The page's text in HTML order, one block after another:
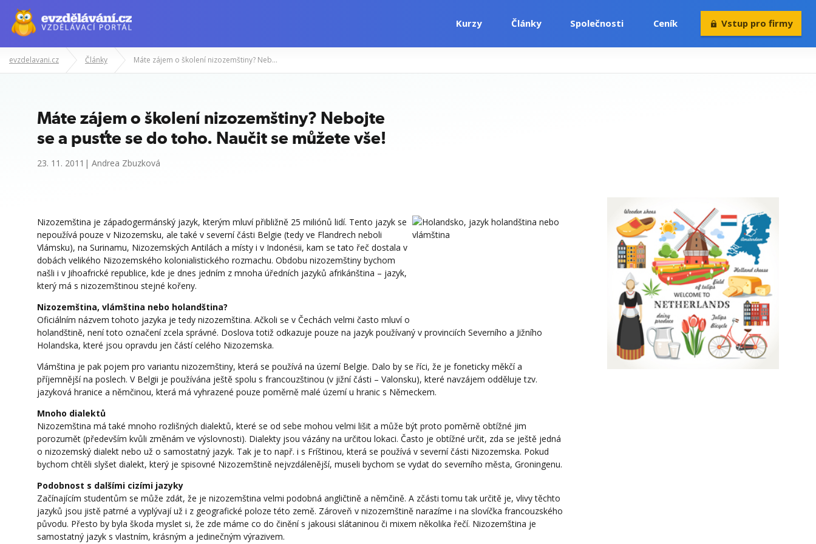
Kurzy Články Společnosti Ceník Vstup pro firmy
evzdelavani.cz Články Máte zájem o školení nizozemštiny? Nebojte se a pusťte se do toho. Naučit se můžete vše!
Máte zájem o školení nizozemštiny? Nebojte
se a pusťte se do toho. Naučit se můžete vše!
23. 11. 2011| Andrea Zbuzková
Nizozemština je západogermánský jazyk, kterým mluví přibližně 25 miliónů lidí. Tento jazyk se
nepoužívá pouze v Nizozemsku, ale také v severní části Belgie (tedy ve Flandrech neboli
Vlámsku), na Surinamu, Nizozemských Antilách a místy i v Indonésii, kam se tato řeč dostala v
dobách velikého Nizozemského kolonialistického rozmachu. Obdobu nizozemštiny bychom
našli i v Jihoafrické republice, kde je dnes jedním z mnoha úředních jazyků afrikánština – jazyk,
který má s nizozemštinou stejné kořeny.
Nizozemština, vlámština nebo holandština?
Oficiálním názvem tohoto jazyka je tedy nizozemština. Ačkoli se v Čechách velmi často mluví o
holandštině, není toto označení zcela správné. Doslova totiž odkazuje pouze na jazyk používaný v provinciích Severního a Jižního
Holandska, které jsou opravdu jen částí celého Nizozemska.
Vlámština je pak pojem pro variantu nizozemštiny, která se používá na území Belgie. Dalo by se říci, že je foneticky měkčí a
příjemnější na poslech. V Belgii je používána ještě spolu s francouzštinou (v jižní části – Valonsku), které navzájem odděluje tzv.
jazyková hranice a němčinou, která má vyhrazené pouze poměrně malé území u hranic s Německem.
Mnoho dialektů
Nizozemština má také mnoho rozlišných dialektů, které se od sebe mohou velmi lišit a může být proto poměrně obtížné jim
porozumět (především kvůli změnám ve výslovnosti). Dialekty jsou vázány na určitou lokaci. Často je obtížné určit, zda se ještě jedná
o nizozemský dialekt nebo už o samostatný jazyk. Tak je to např. i s Fríštinou, která se používá v severní části Nizozemska. Pokud
bychom chtěli slyšet dialekt, který je spisovné Nizozemštině nejvzdálenější, museli bychom se vydat do severního města, Groningenu.
Podobnost s dalšími cizími jazyky
Začínajícím studentům se může zdát, že je nizozemština velmi podobná angličtině a němčině. A zčásti tomu tak určitě je, vlivy těchto
jazyků jsou jistě patrné a vyplývají už i z geografické poloze této země. Zároveň v nizozemštině narazíme i na slovíčka francouzského
původu. Přesto by byla škoda myslet si, že zde máme co do činění s jakousi slátaninou či mixem několika řečí. Nizozemština je
samostatný jazyk s vlastním, krásným a jedinečným výrazivem.